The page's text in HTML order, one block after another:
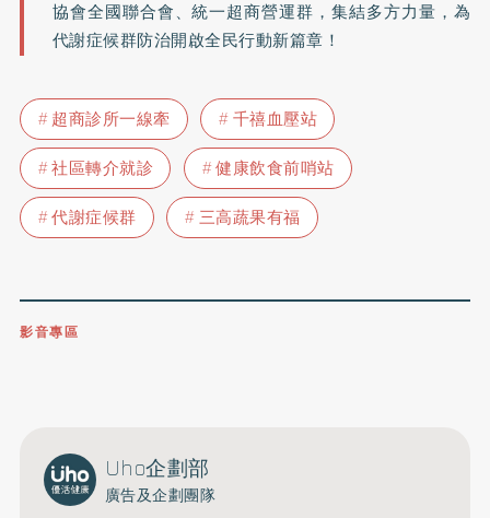
協會全國聯合會、統一超商營運群，集結多方力量，為
代謝症候群防治開啟全民行動新篇章！
超商診所一線牽
千禧血壓站
社區轉介就診
健康飲食前哨站
代謝症候群
三高蔬果有福
影音專區
Uho企劃部
廣告及企劃團隊